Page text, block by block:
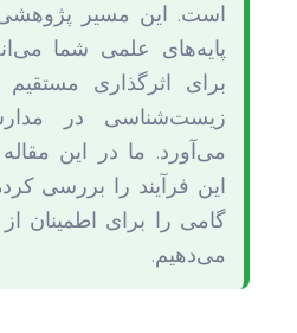
است. این مسیر
پایه‌های علمی شما
برای اثرگذاری
زیست‌شناسی در
می‌آورد. ما در این
این فرآیند را بررسی
گامی را برای اطمینان
می‌دهیم.